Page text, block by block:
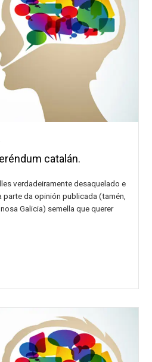
catalán.
verdadeiramente desaquelado e
da opinión publicada (tamén,
Galicia) semella que querer